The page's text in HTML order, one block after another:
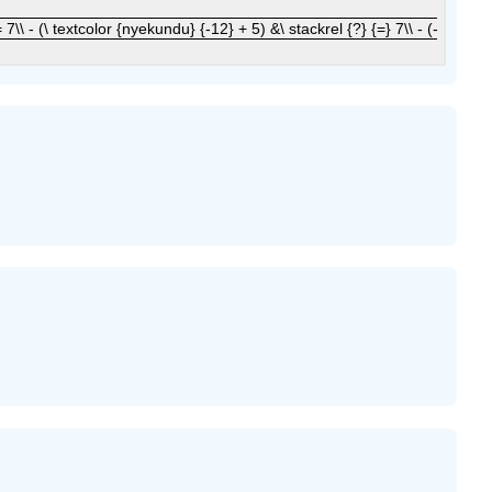
- (\ textcolor {nyekundu} {-12} + 5) &\ stackrel {?} {=} 7\\ - (-7) &\
7\\ - (\ textcolor {nyekundu} {-12} + 5) &\ stackrel {?} {=} 7\\